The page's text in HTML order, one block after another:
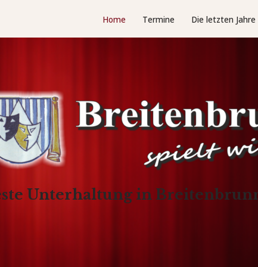
Home Termine Die letzten Jahre
Unterhaltung in